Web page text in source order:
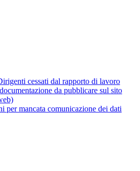
cessati dal rapporto di lavoro
da pubblicare sul sito
per mancata comunicazione dei dati